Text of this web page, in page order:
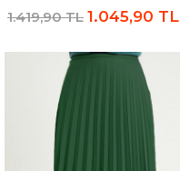
1.419,90 TL 1.045,90 TL